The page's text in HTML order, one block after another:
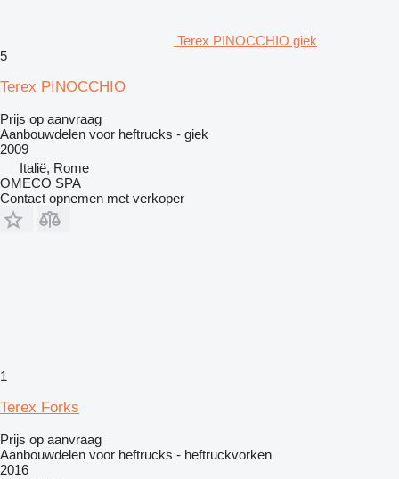
Terex PINOCCHIO giek
5
Terex PINOCCHIO
Prijs op aanvraag
Aanbouwdelen voor heftrucks - giek
2009
Italië, Rome
OMECO SPA
Contact opnemen met verkoper
1
Terex Forks
Prijs op aanvraag
Aanbouwdelen voor heftrucks - heftruckvorken
2016